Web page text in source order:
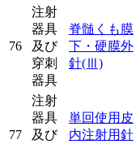
76
注射
器具
及び
穿刺
器具
脊髄くも膜
下・硬膜外
針(Ⅲ)
77
注射
器具
及び
単回使用皮
内注射用針